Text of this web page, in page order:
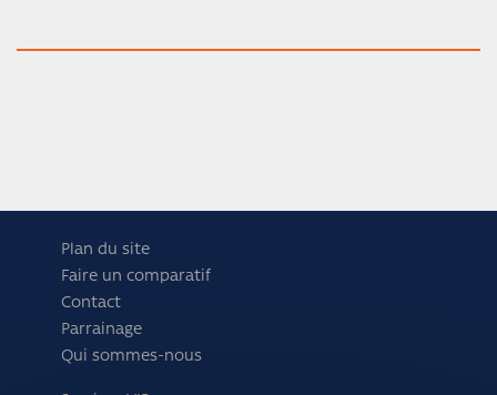
Plan du site
Faire un comparatif
Contact
Parrainage
Qui sommes-nous